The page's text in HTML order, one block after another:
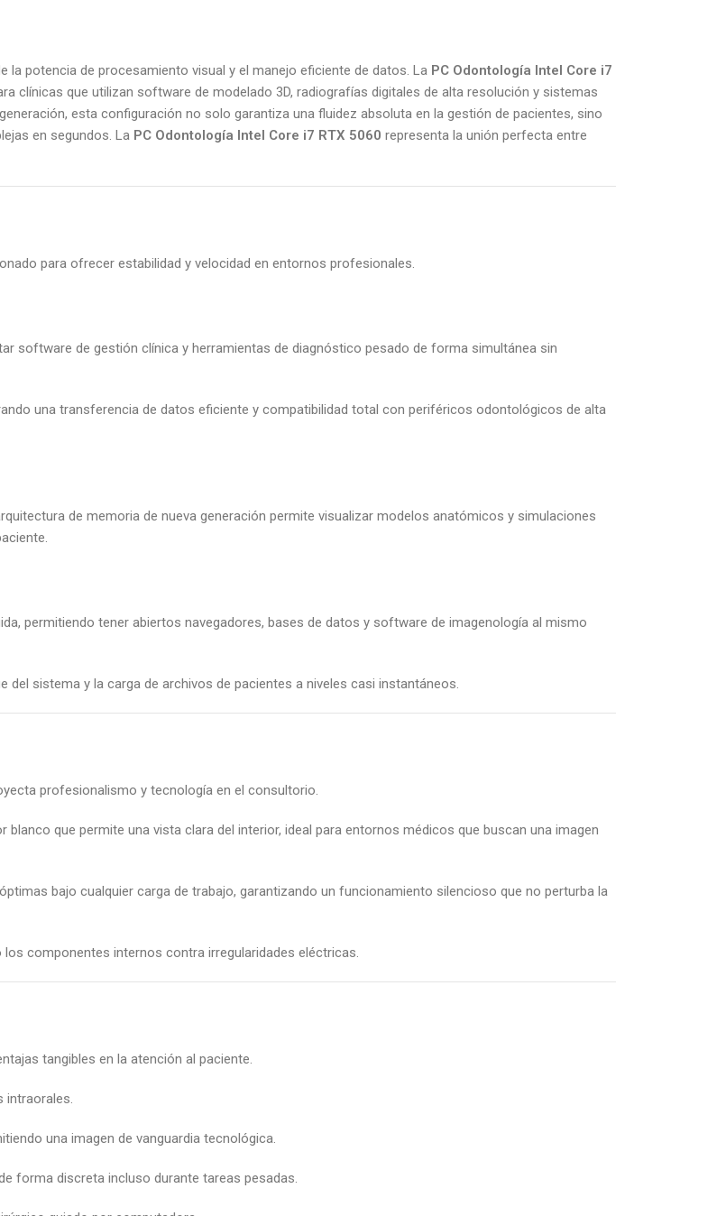
la potencia de procesamiento visual y el manejo eficiente de datos. La PC Odontología Intel Core i7
clínicas que utilizan software de modelado 3D, radiografías digitales de alta resolución y sistemas
esta configuración no solo garantiza una fluidez absoluta en la gestión de pacientes, sino
en segundos. La PC Odontología Intel Core i7 RTX 5060 representa la unión perfecta entre
para ofrecer estabilidad y velocidad en entornos profesionales.
software de gestión clínica y herramientas de diagnóstico pesado de forma simultánea sin
una transferencia de datos eficiente y compatibilidad total con periféricos odontológicos de alta
de memoria de nueva generación permite visualizar modelos anatómicos y simulaciones
permitiendo tener abiertos navegadores, bases de datos y software de imagenología al mismo
sistema y la carga de archivos de pacientes a niveles casi instantáneos.
profesionalismo y tecnología en el consultorio.
blanco que permite una vista clara del interior, ideal para entornos médicos que buscan una imagen
bajo cualquier carga de trabajo, garantizando un funcionamiento silencioso que no perturba la
componentes internos contra irregularidades eléctricas.
tangibles en la atención al paciente.
intraorales.
una imagen de vanguardia tecnológica.
forma discreta incluso durante tareas pesadas.